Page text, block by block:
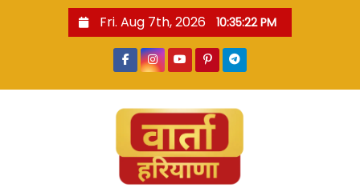
Fri. Aug 7th, 2026 10:35:22 PM